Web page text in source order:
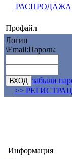
РАСПРОДАЖА
Профайл
Логин
\Email:Пароль:
забыли
>>
Информация